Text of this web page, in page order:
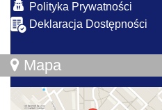
Polityka Prywatności
Deklaracja Dostępności
Mapa